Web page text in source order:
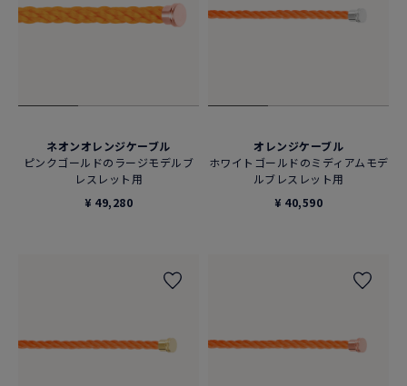
ネオンオレンジケーブル
ピンクゴールドのラージモデルブ
レスレット用
¥ 49,280
オレンジケーブル
ホワイトゴールドのミディアムモデ
ルブレスレット用
¥ 40,590